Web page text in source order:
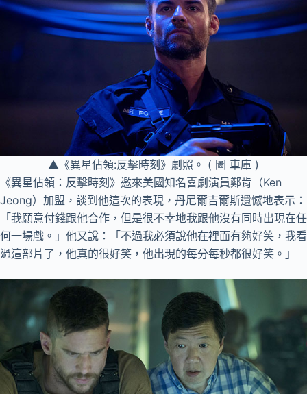
▲《異星佔領:反擊時刻》劇照。 ( 圖 車庫 )
《異星佔領：反擊時刻》邀來美國知名喜劇演員鄭肯（Ken
Jeong）加盟，談到他這次的表現，丹尼爾吉爾斯遺憾地表示：
「我願意付錢跟他合作，但是很不幸地我跟他沒有同時出現在任
何一場戲。」他又說：「不過我必須說他在裡面有夠好笑，我看
過這部片了，他真的很好笑，他出現的每分每秒都很好笑。」